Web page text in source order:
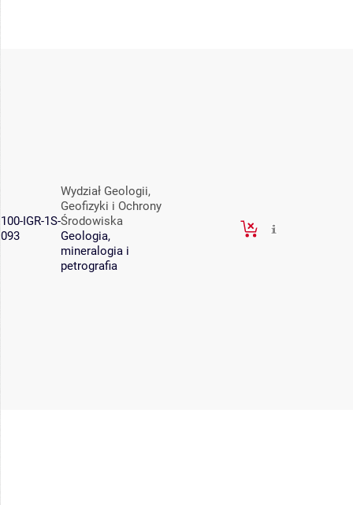
100-IGR-1S-
093
Wydział Geologii,
Geofizyki i Ochrony
Środowiska
Geologia,
mineralogia i
petrografia